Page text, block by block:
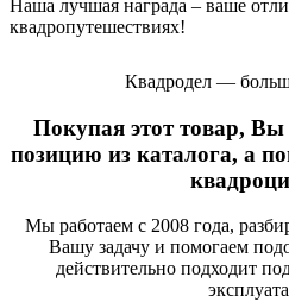
Наша лучшая награда – ваше
квадропутешествиях!
Квадродел —
Покупая этот товар, Вы
позицию из каталога, а
Мы работаем с 2008 года,
Вашу задачу и помогаем
действительно подходит